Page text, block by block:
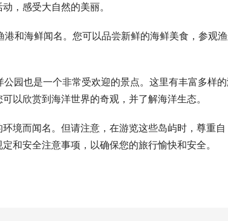
，感受大自然的美丽。
和海鲜闻名。您可以品尝新鲜的海鲜美食，参观
园也是一个非常受欢迎的景点。这里有丰富多样
以欣赏到海洋世界的奇观，并了解海洋生态。
境而闻名。但请注意，在游览这些岛屿时，尊重自
和安全注意事项，以确保您的旅行愉快和安全。